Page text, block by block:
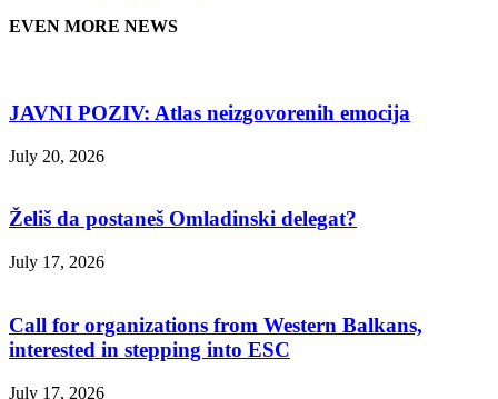
EVEN MORE NEWS
JAVNI POZIV: Atlas neizgovorenih emocija
July 20, 2026
Želiš da postaneš Omladinski delegat?
July 17, 2026
Call for organizations from Western Balkans,
interested in stepping into ESC
July 17, 2026